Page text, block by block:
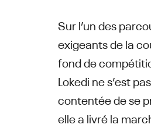
Sur l’un des
exigeants de la
fond de
Lokedi ne s’est pas
contentée de se
elle a livré la